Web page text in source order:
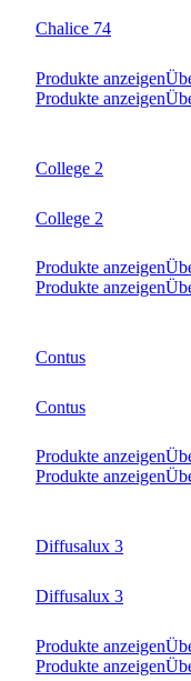
Chalice 74
Produkte anzeigen
Produkte anzeigen
College 2
College 2
Produkte anzeigen
Produkte anzeigen
Contus
Contus
Produkte anzeigen
Produkte anzeigen
Diffusalux 3
Diffusalux 3
Produkte anzeigen
Produkte anzeigen